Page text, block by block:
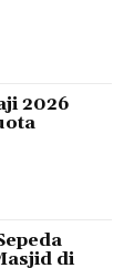
2026
di